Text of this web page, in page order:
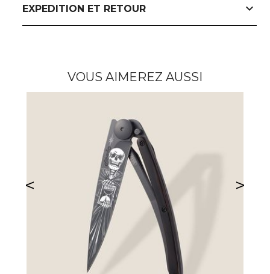
EXPEDITION ET RETOUR expand_more
VOUS AIMEREZ AUSSI
< >